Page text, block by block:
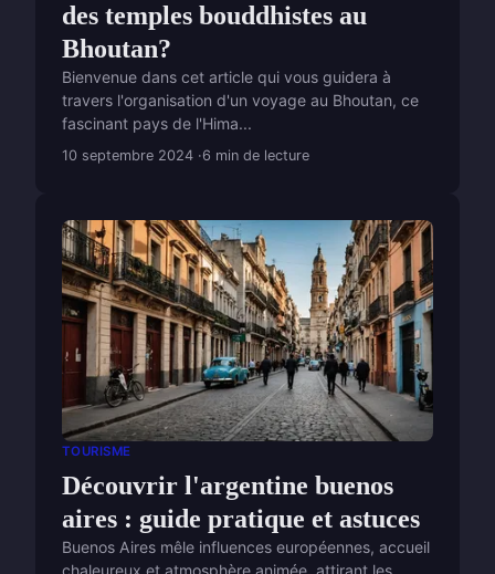
des temples bouddhistes au
Bhoutan?
Bienvenue dans cet article qui vous guidera à
travers l'organisation d'un voyage au Bhoutan, ce
fascinant pays de l'Hima...
10 septembre 2024 6 min de lecture
TOURISME
Découvrir l'argentine buenos
aires : guide pratique et astuces
Buenos Aires mêle influences européennes, accueil